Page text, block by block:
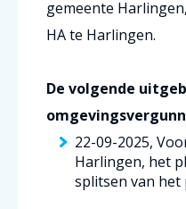
gemeente
HA te Harlingen.
De volgende
22-09-2025,
Harlingen, het
splitsen van het